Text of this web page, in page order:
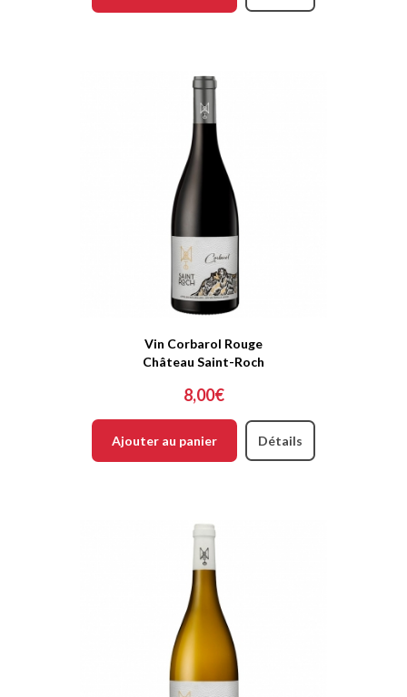
Vin Corbarol Rouge
Château Saint-Roch
8,00€
Ajouter au panier Détails